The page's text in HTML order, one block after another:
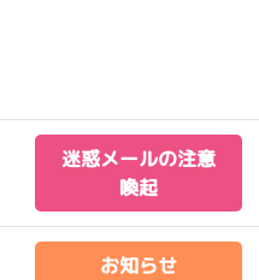
迷惑メールの注意
喚起
お知らせ